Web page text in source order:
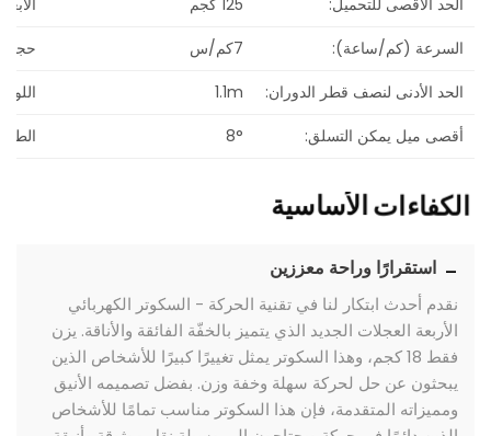
السرعة (كم/ساعة):
7كم/س
حجم
الحد الأدنى لنصف قطر الدوران:
1.1m
اللون:
أقصى ميل يمكن التسلق:
8° الطي:
الكفاءاتالأساسية
استقرارًا وراحة معززين
نقدم أحدث ابتكار لنا في تقنية الحركة - السكوتر الكهربائي
الأربعة العجلات الجديد الذي يتميز بالخفّة الفائقة والأناقة. يزن
فقط 18 كجم، وهذا السكوتر يمثل تغييرًا كبيرًا للأشخاص الذين
يبحثون عن حل لحركة سهلة وخفة وزن. بفضل تصميمه الأنيق
ومميزاته المتقدمة، فإن هذا السكوتر مناسب تمامًا للأشخاص